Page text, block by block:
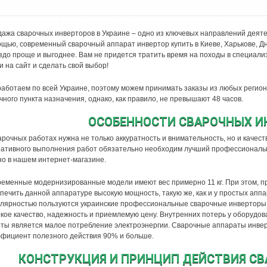
сварочных инверторов в Украине – одно из ключевых направлений
современный сварочный аппарат инвертор купить в Киеве, Харькове,
проще и выгоднее. Вам не придется тратить время на походы в
на сайт и сделать свой выбор!
по всей Украине, поэтому можем принимать заказы из любых
пункта назначения, однако, как правило, не превышают 48 часов.
ОСОБЕННОСТИ СВАРОЧНЫХ
работах нужна не только аккуратность и внимательность, но и
выполнения работ обязательно необходим лучший
в нашем интернет-магазине.
модернизированные модели имеют вес примерно 11 кг. При этом,
данной аппаратуре высокую мощность, такую же, как и у простых
пользуются украинские профессиональные сварочные
качество, надежность и приемлемую цену. Внутренних потерь у
является малое потребление электроэнергии. Сварочные аппараты
полезного действия 90% и больше.
КОНСТРУКЦИЯ И ПРИНЦИП ДЕЙСТВИЯ